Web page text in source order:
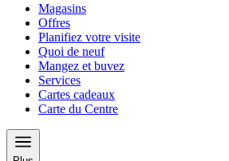
Magasins
Offres
Planifiez votre visite
Quoi de neuf
Mangez et buvez
Services
Cartes cadeaux
Carte du Centre